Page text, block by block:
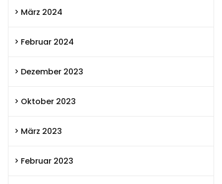
März 2024
Februar 2024
Dezember 2023
Oktober 2023
März 2023
Februar 2023